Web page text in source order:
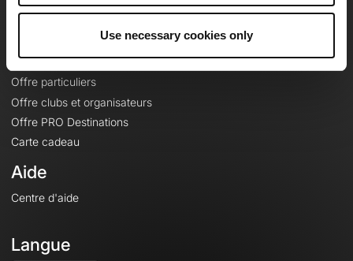
Use necessary cookies only
Offres
Fonds de cartes topographiques
Fonctionnalités
Offre particuliers
Offre clubs et organisateurs
Offre PRO Destinations
Carte cadeau
Aide
Centre d'aide
Langue